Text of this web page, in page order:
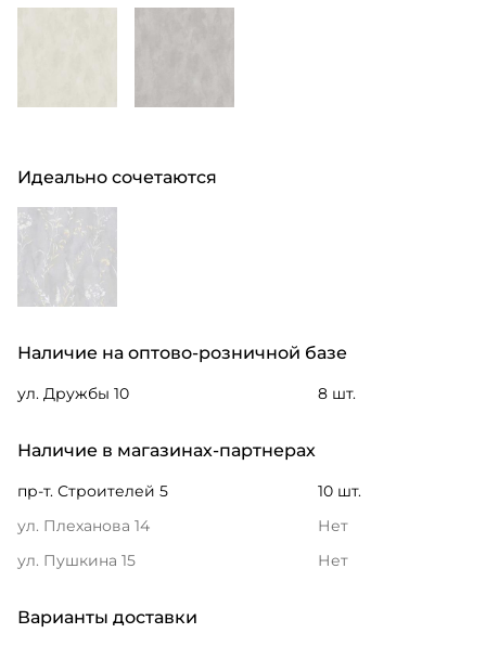
Идеально сочетаются
Наличие на оптово-розничной базе
ул. Дружбы 10 8 шт.
Наличие в магазинах-партнерах
пр-т. Строителей 5
10 шт.
ул. Плеханова 14
Нет
ул. Пушкина 15
Нет
Варианты доставки